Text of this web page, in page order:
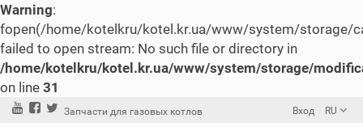
Warning:
fopen(/home/kotelkru/kotel.kr.ua/www/system/storage/
failed to open stream: No such file or directory in
/home/kotelkru/kotel.kr.ua/www/system/storage/
on line 31
Запчасти для газовых котлов Вход RU